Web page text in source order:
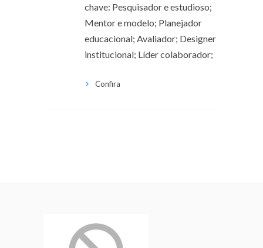
chave: Pesquisador e estudioso;
Mentor e modelo; Planejador
educacional; Avaliador; Designer
institucional; Líder colaborador;
Confira